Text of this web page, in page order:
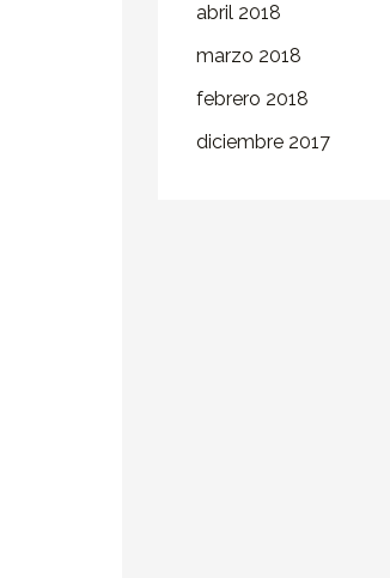
abril 2018
marzo 2018
febrero 2018
diciembre 2017